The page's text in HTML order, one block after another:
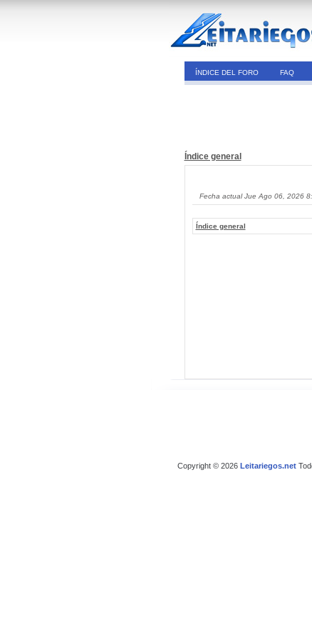
ÍNDICE DEL FORO FAQ
Índice general
Fecha actual Jue Ago 06, 2026
Índice general
Copyright © 2026 Leitariegos.net